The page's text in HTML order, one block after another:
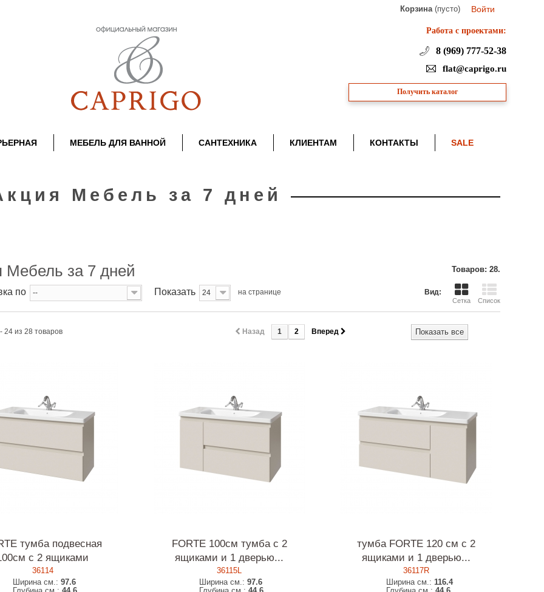
Войти
Корзина (пусто)
Работа с проектами:
8 (969) 777-52-38
flat@caprigo.ru
Получить каталог
МЕБЕЛЬ ДЛЯ ВАННОЙ САНТЕХНИКА КЛИЕНТАМ КОНТАКТЫ SALE
Мебель за 7 дней
Мебель за 7 дней Товаров: 28.
Вид:
Сетка Список
по -- Показать 24 на странице
Показать все
Назад 1 2 Вперед
24 из 28 товаров
тумба подвесная
с 2 ящиками
36114
Ширина см.: 97.6
FORTE 100см тумба с 2
ящиками и 1 дверью...
36115L
Ширина см.:97.6
тумба FORTE 120 см с 2
ящиками и 1 дверью...
36117R
Ширина см.: 116.4